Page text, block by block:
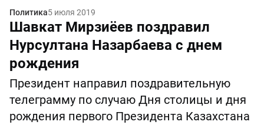
Политика5 июля 2019
Шавкат Мирзиёев поздравил
Нурсултана Назарбаева с днем
рождения
Президент направил поздравительную
телеграмму по случаю Дня столицы и дня
рождения первого Президента Казахстана